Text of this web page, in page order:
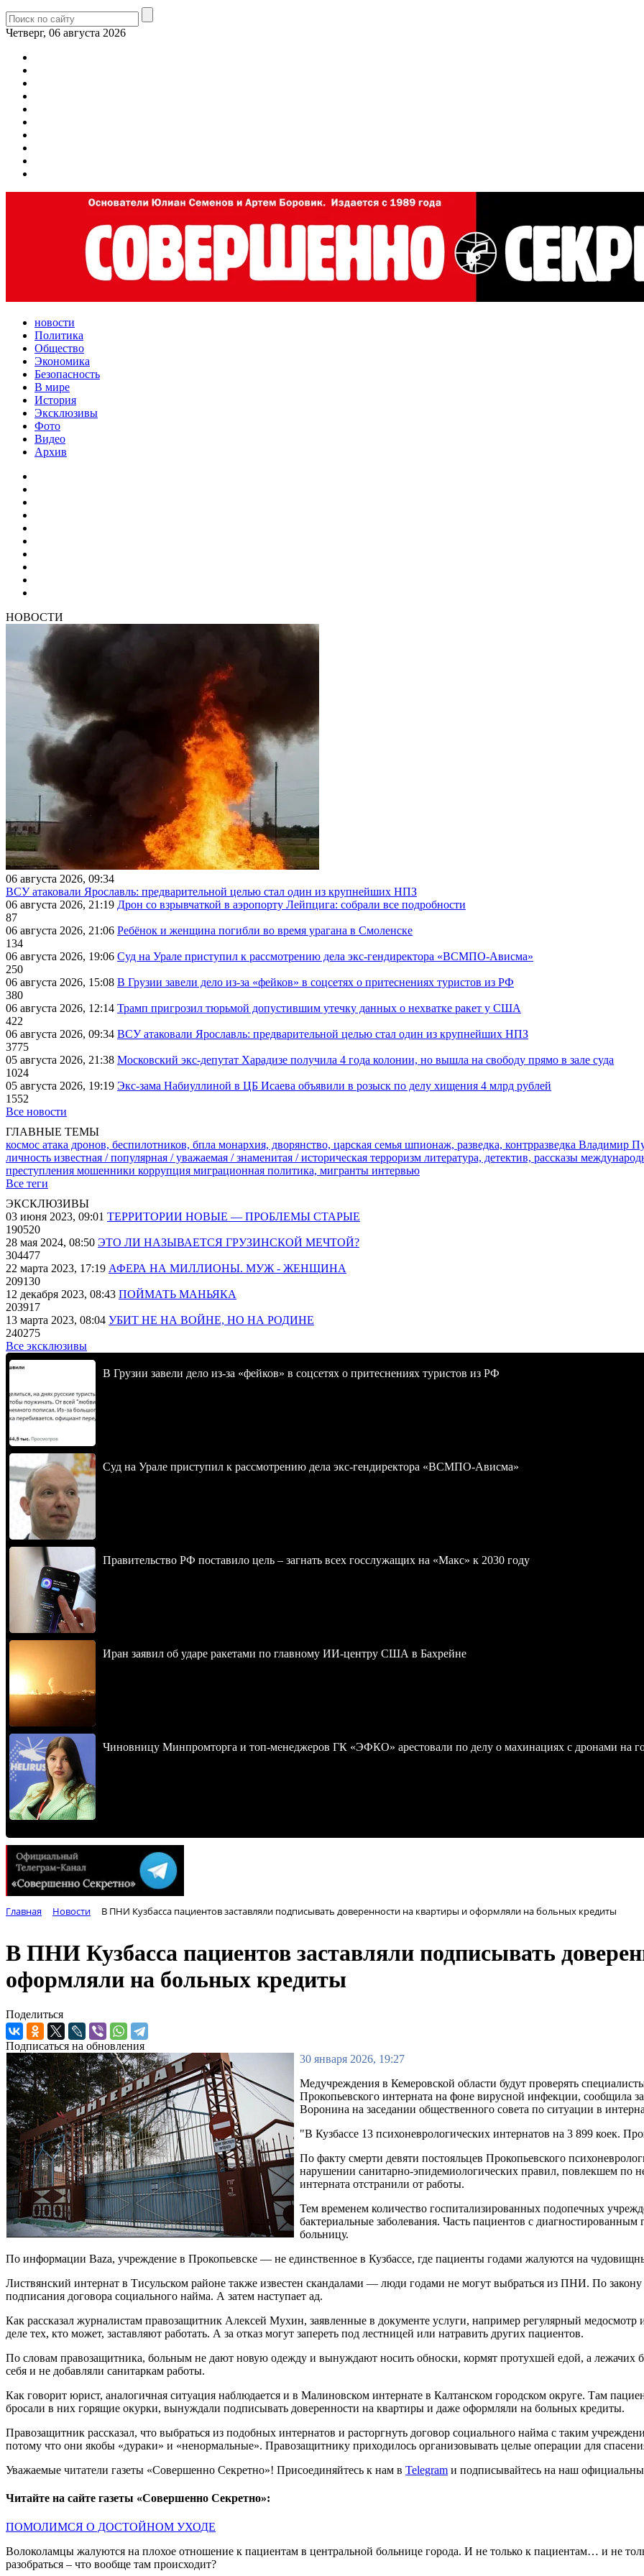
Четверг, 06 августа 2026
новости
Политика
Общество
Экономика
Безопасность
В мире
История
Эксклюзивы
Фото
Видео
Архив
НОВОСТИ
06 августа 2026, 09:34
ВСУ атаковали Ярославль: предварительной целью стал один из крупнейших НПЗ
06 августа 2026, 21:19 Дрон со взрывчаткой в аэропорту Лейпцига: собрали все подробности
87
06 августа 2026, 21:06 Ребёнок и женщина погибли во время урагана в Смоленске
134
06 августа 2026, 19:06 Суд на Урале приступил к рассмотрению дела экс-гендиректора «ВСМПО-Ависма»
250
06 августа 2026, 15:08 В Грузии завели дело из-за «фейков» в соцсетях о притеснениях туристов из РФ
380
06 августа 2026, 12:14 Трамп пригрозил тюрьмой допустившим утечку данных о нехватке ракет у США
422
06 августа 2026, 09:34 ВСУ атаковали Ярославль: предварительной целью стал один из крупнейших НПЗ
3775
05 августа 2026, 21:38 Московский экс-депутат Харадизе получила 4 года колонии, но вышла на свободу прямо в зале суда
1024
05 августа 2026, 19:19 Экс-зама Набиуллиной в ЦБ Исаева объявили в розыск по делу хищения 4 млрд рублей
1552
Все новости
ГЛАВНЫЕ ТЕМЫ
космос атака дронов, беспилотников, бпла монархия, дворянство, царская семья шпионаж, разведка, контрразведка Владимир
личность известная / популярная / уважаемая / знаменитая / историческая терроризм литература, детектив, рассказы
преступления мошенники коррупция миграционная политика, мигранты интервью
Все теги
ЭКСКЛЮЗИВЫ
03 июня 2023, 09:01 ТЕРРИТОРИИ НОВЫЕ — ПРОБЛЕМЫ СТАРЫЕ
190520
28 мая 2024, 08:50 ЭТО ЛИ НАЗЫВАЕТСЯ ГРУЗИНСКОЙ МЕЧТОЙ?
304477
22 марта 2023, 17:19 АФЕРА НА МИЛЛИОНЫ. МУЖ - ЖЕНЩИНА
209130
12 декабря 2023, 08:43 ПОЙМАТЬ МАНЬЯКА
203917
13 марта 2023, 08:04 УБИТ НЕ НА ВОЙНЕ, НО НА РОДИНЕ
240275
Все эксклюзивы
В Грузии завели дело из-за «фейков» в соцсетях о притеснениях туристов из РФ
Суд на Урале приступил к рассмотрению дела экс-гендиректора «ВСМПО-Ависма»
Правительство РФ поставило цель – загнать всех госслужащих на «Макс» к 2030 году
Иран заявил об ударе ракетами по главному ИИ-центру США в Бахрейне
Чиновницу Минпромторга и топ-менеджеров ГК «ЭФКО» арестовали по делу о махинациях с дронами на
Главная Новости В ПНИ Кузбасса пациентов заставляли подписывать доверенности на квартиры и оформляли на больных кредиты
В ПНИ Кузбасса пациентов заставляли подписывать
оформляли на больных кредиты
Поделиться
Подписаться на обновления
30 января 2026, 19:27
Медучреждения в Кемеровской области будут проверять
Прокопьевского интерната на фоне вирусной инфекции, сообщила
Воронина на заседании общественного совета по ситуации в
"В Кузбассе 13 психоневрологических интернатов на 3 899 коек.
По факту смерти девяти постояльцев Прокопьевского
нарушении санитарно-эпидемиологических правил, повлекшем по
интерната отстранили от работы.
Тем временем количество госпитализированных подопечных
бактериальные заболевания. Часть пациентов с
больницу.
По информации Baza, учреждение в Прокопьевске — не единственное в Кузбассе, где пациенты годами жалуются на
Листвянский интернат в Тисульском районе также известен скандалами — люди годами не могут выбраться из ПНИ. По
подписания договора социального найма. А затем наступает ад.
Как рассказал журналистам правозащитник Алексей Мухин, заявленные в документе услуги, например регулярный медосмотр
деле тех, кто может, заставляют работать. А за отказ могут запереть под лестницей или натравить других пациентов.
По словам правозащитника, больным не дают новую одежду и вынуждают носить обноски, кормят протухшей едой, а лежачих
себя и не добавляли санитаркам работы.
Как говорит юрист, аналогичная ситуация наблюдается и в Малиновском интернате в Калтанском городском округе. Там
бросали в них горящие окурки, вынуждали подписывать доверенности на квартиры и даже оформляли на больных кредиты.
Правозащитник рассказал, что выбраться из подобных интернатов и расторгнуть договор социального найма с таким
потому что они якобы «дураки» и «ненормальные». Правозащитнику приходилось организовывать целые операции для
Уважаемые читатели газеты «Совершенно Секретно»! Присоединяйтесь к нам в Telegram и подписывайтесь на наш
Читайте на сайте газеты «Совершенно Секретно»:
ПОМОЛИМСЯ О ДОСТОЙНОМ УХОДЕ
Волоколамцы жалуются на плохое отношение к пациентам в центральной больнице города. И не только к пациентам… и не
разобраться – что вообще там происходит?